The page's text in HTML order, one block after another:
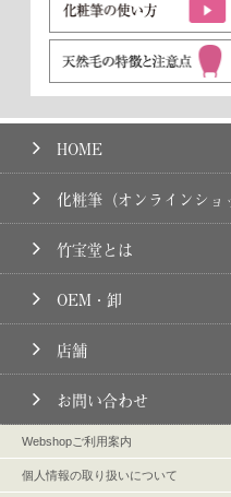
U.R様 （20代／女性） 2021/
★★★★★【とても満足】
R.I様 （30代／女性）
高級感があり、チクチクし
す。Zシリーズが好きになり
M.K様 （30代／女性）
はけ入れるだけで明るく発
日のメイクで癒されます。
Y.S様 （40代／女性）
HOME
化粧筆（オンラインショ
竹宝堂とは
OEM・卸
店舗
お問い合わせ
Webshopご利用案内
個人情報の取り扱いについて